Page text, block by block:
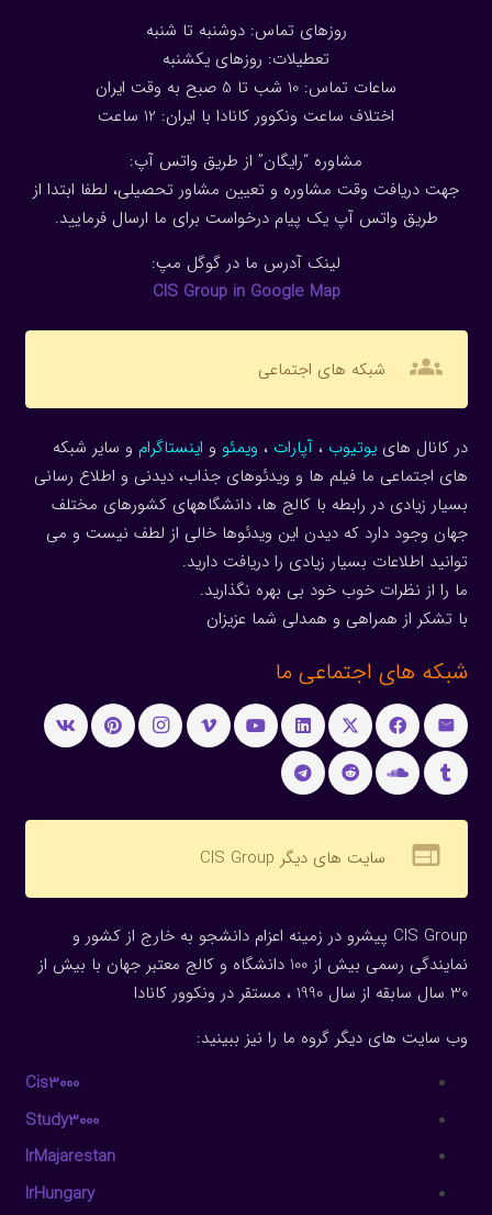
روزهای تماس: دوشنبه تا شنبه
تعطیلات: روزهای یکشنبه
ساعات تماس: 10 شب تا 5 صبح به وقت ایران
اختلاف ساعت ونکوور کانادا با ایران: 1 2 ساعت
مشاوره “رایگان” از طریق واتس آپ:
جهت دریافت وقت مشاوره و تعیین مشاور تحصیلی، لطفا ابتدا از
طریق واتس آپ یک پیام درخواست برای ما ارسال فرمایید.
لینک آدرس ما در گوگل مپ:
CIS Group in Google Map
groups شبکه های اجتماعی
در کانال هاییوتیوب ، آپارات ، ویمئو و اینستاگرام و سایر شبکه
های اجتماعی ما فیلم ها و ویدئوهای جذاب، دیدنی و اطلاع رسانی
بسیار زیادی در رابطه با کالج ها، دانشگاههای کشورهای مختلف
جهان وجود دارد که دیدن این ویدئوها خالی از لطف نیست و می
توانید اطلاعات بسیار زیادی را دریافت دارید.
ما را از نظرات خوب خود بی بهره نگذارید.
با تشکر از همراهی و همدلی شما عزیزان
شبکه های اجتماعی ما
web سایت های دیگر CIS Group
CIS Group پیشرو در زمینه اعزام دانشجو به خارج از کشور و
نمایندگی رسمی بیش از 100 دانشگاه و کالج معتبر جهان با بیش از
30 سال سابقه از سال 1990 ، مستقر در ونکوور کانادا
وب سایت های دیگر گروه ما را نیز ببینید:
Cis3000
Study3000
IrMajarestan
IrHungary